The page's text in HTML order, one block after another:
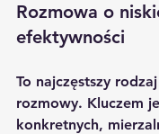
Rozmowa o
efektywności
To najczęstszy
rozmowy. Kluczem
konkretnych,